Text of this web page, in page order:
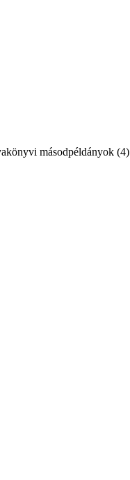
másodpéldányok (4)